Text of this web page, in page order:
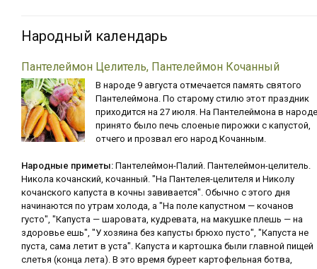
Народный календарь
Пантелеймон Целитель, Пантелеймон Кочанный
В народе 9 августа отмечается память святого
Пантелеймона. По старому стилю этот праздник
приходится на 27 июля. На Пантелеймона в народе
принято было печь слоеные пирожки с капустой,
отчего и прозвал его народ Кочанным.
Народные приметы: Пантелеймон-Палий. Пантелеймон-целитель.
Никола кочанский, кочанный. "На Пантелея-целителя и Николу
кочанского капуста в кочны завивается". Обычно с этого дня
начинаются по утрам холода, а "На поле капустном — кочанов
густо", "Капуста — шаровата, кудревата, на макушке плешь — на
здоровье ешь", "У хозяина без капусты брюхо пусто", "Капуста не
пуста, сама летит в уста". Капуста и картошка были главной пищей
слетья (конца лета). В это время буреет картофельная ботва,